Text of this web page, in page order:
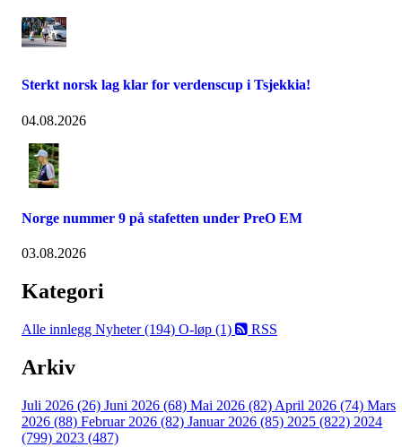
Sterkt norsk lag klar for verdenscup i Tsjekkia!
04.08.2026
Norge nummer 9 på stafetten under PreO EM
03.08.2026
Kategori
Alle innlegg Nyheter (194) O-løp (1) RSS
Arkiv
Juli 2026 (26) Juni 2026 (68) Mai 2026 (82) April 2026 (74) Mars
2026 (88) Februar 2026 (82) Januar 2026 (85) 2025 (822) 2024
(799) 2023 (487)